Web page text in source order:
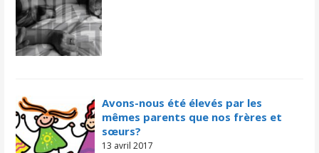
Avons-nous été élevés par les
mêmes parents que nos frères et
sœurs?
13 avril 2017